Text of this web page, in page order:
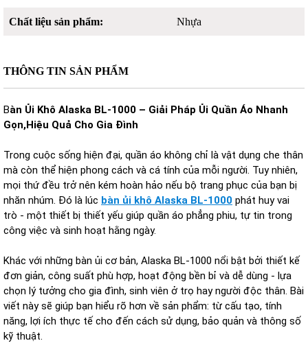
THÔNG TIN SẢN PHẨM
Bàn Ủi Khô Alaska BL-1000 – Giải Pháp Ủi Quần Áo Nhanh
Gọn,Hiệu Quả Cho Gia Đình
Trong cuộc sống hiện đại, quần áo không chỉ là vật dụng che thân
mà còn thể hiện phong cách và cá tính của mỗi người. Tuy nhiên,
mọi thứ đều trở nên kém hoàn hảo nếu bộ trang phục của bạn bị
nhăn nhúm. Đó là lúc bàn ủi khô Alaska BL-1000 phát huy vai
trò - một thiết bị thiết yếu giúp quần áo phẳng phiu, tự tin trong
công việc và sinh hoạt hằng ngày.
Khác với những bàn ủi cơ bản, Alaska BL-1000 nổi bật bởi thiết kế
đơn giản, công suất phù hợp, hoạt động bền bỉ và dễ dùng - lựa
chọn lý tưởng cho gia đình, sinh viên ở trọ hay người độc thân. Bài
viết này sẽ giúp bạn hiểu rõ hơn về sản phẩm: từ cấu tạo, tính
năng, lợi ích thực tế cho đến cách sử dụng, bảo quản và thông số
kỹ thuật.
Chất liệu sản phẩm: Nhựa